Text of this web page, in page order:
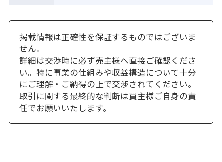
掲載情報は正確性を保証するものではございま
せん。
詳細は交渉時に必ず売主様へ直接ご確認くださ
い。特に事業の仕組みや収益構造について十分
にご理解・ご納得の上で交渉されてください。
取引に関する最終的な判断は買主様ご自身の責
任でお願いいたします。